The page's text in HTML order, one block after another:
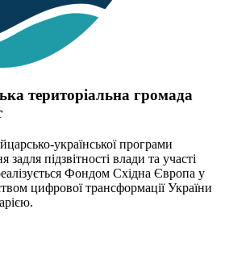
територіальна громада
української програми
підзвітності влади та участі
Фондом Східна Європа у
цифрової трансформації України